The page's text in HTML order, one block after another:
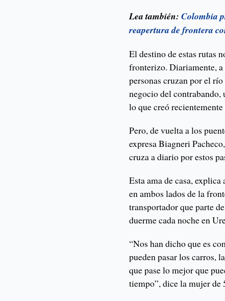
Lea también:Colombia
reapertura de frontera
El destino de estas rutas
fronterizo. Diariamente, a
personas cruzan por el
negocio del contrabando,
lo que creó
Pero, de vuelta a los
expresa Biagneri
cruza a diario por estos
Esta ama de casa,
en ambos lados de la
transportador que parte
duerme cada noche en
“Nos han dicho que es
pueden pasar los carros,
que pase lo mejor que
tiempo”, dice la mujer de